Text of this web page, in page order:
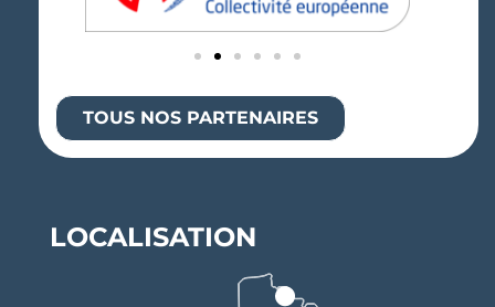
TOUS NOS PARTENAIRES
LOCALISATION